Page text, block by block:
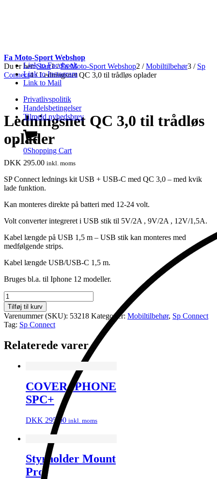
Link to Facebook
Link to Instagram
Link to Mail
Privatlivspolitik
Handelsbetingelser
Tilmeld nyhedsbrev
0Shopping Cart
Fa Moto-Sport Webshop
Du er her: Start1 / Fa Moto-Sport Webshop2 / Mobiltilbehør3 / Sp
Connect4 / Ledningsnet QC 3,0 til trådløs oplader
Ledningsnet QC 3,0 til trådløs
oplader
DKK 295.00 inkl. moms
SP Connect lednings kit USB + USB-C med QC 3,0 – med kvik
lade funktion.
Kan monteres direkte på batteri med 12-24 volt.
Volt converter integreret i USB stik til 5V/2A , 9V/2A , 12V/1,5A.
Kabel længde på USB 1,5 m – USB stik kan monteres med
medfølgende strips.
Kabel længde USB/USB-C 1,5 m.
Bruges bl.a. til Iphone 12 modeller.
Ledningsnet
QC
3,0
til
trådløs
antal
Tilføj til kurv
Varenummer (SKU): 53218 Kategorier: Mobiltilbehør, Sp Connect
Tag: Sp Connect
Relaterede varer
COVER IPHONE
SPC+
DKK 295.00 inkl. moms
Styrholder Mount
Pro